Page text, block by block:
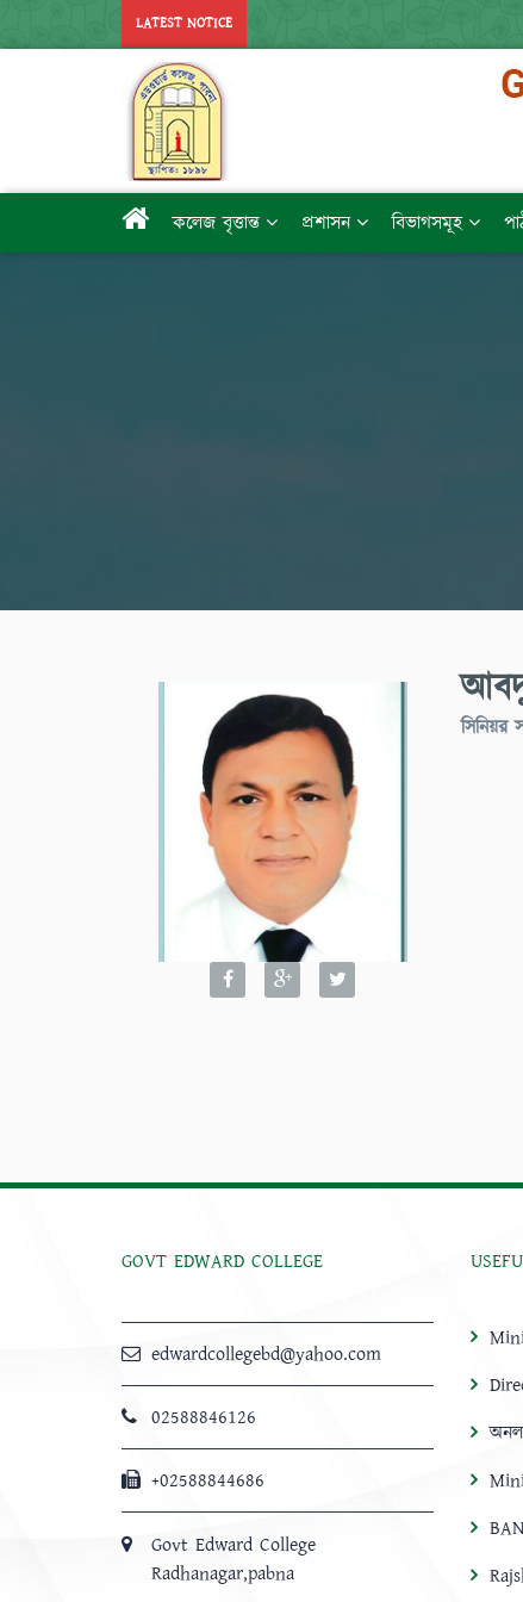
LATEST NOTICE
কলেজ বৃত্তান্ত প্রশাসন বিভাগসমূহ
সিনিয়র
GOVT EDWARD COLLEGE
edwardcollegebd@yahoo.com
02588846126
+02588844686
Govt Edward College
Radhanagar,pabna